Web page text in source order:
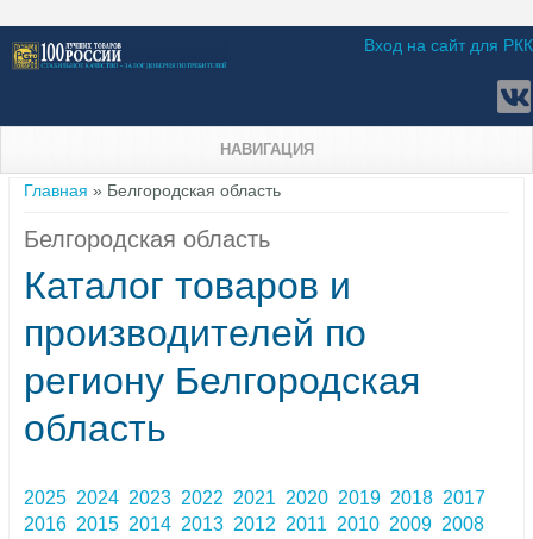
Вход на сайт для РКК
НАВИГАЦИЯ
Вы здесь
Главная » Белгородская область
Белгородская область
Каталог товаров и
производителей по
региону Белгородская
область
2025 2024 2023 2022 2021 2020 2019 2018 2017
2016 2015 2014 2013 2012 2011 2010 2009 2008